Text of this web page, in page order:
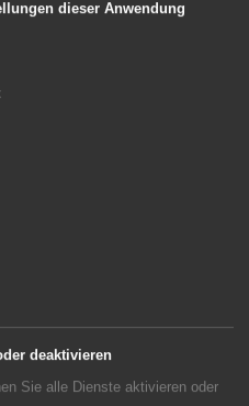
dieser Anwendung
deaktivieren
Sie alle Dienste aktivieren oder